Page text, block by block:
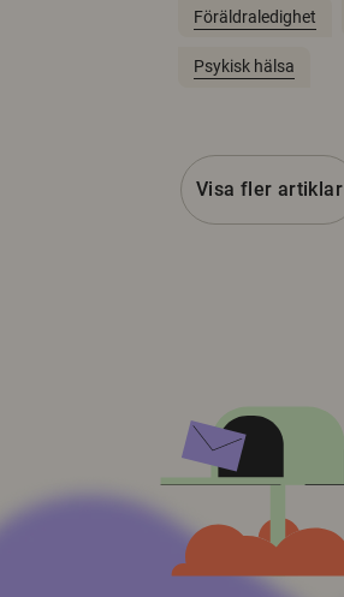
Föräldraledighet
Psykisk hälsa
Visa fler artiklar